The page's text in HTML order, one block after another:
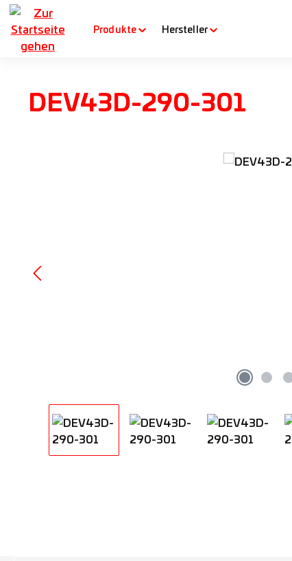
Hauptinhalt springen
Zur Suche springen
Zur Hauptnavigation springen
Produkte Hersteller
DEV43D-290-301